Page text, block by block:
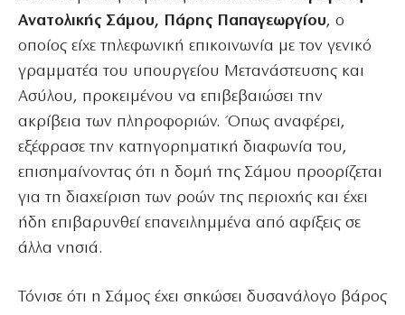
Ανατολικής Σάμου, Πάρης Παπαγεωργίου, ο
οποίος είχε τηλεφωνική επικοινωνία με τον γενικό
γραμματέα του υπουργείου Μετανάστευσης και
Ασύλου, προκειμένου να επιβεβαιώσει την
ακρίβεια των πληροφοριών. Όπως αναφέρει,
εξέφρασε την κατηγορηματική διαφωνία του,
επισημαίνοντας ότι η δομή της Σάμου προορίζεται
για τη διαχείριση των ροών της περιοχής και έχει
ήδη επιβαρυνθεί επανειλημμένα από αφίξεις σε
άλλα νησιά.
Τόνισε ότι η Σάμος έχει σηκώσει δυσανάλογο βάρος